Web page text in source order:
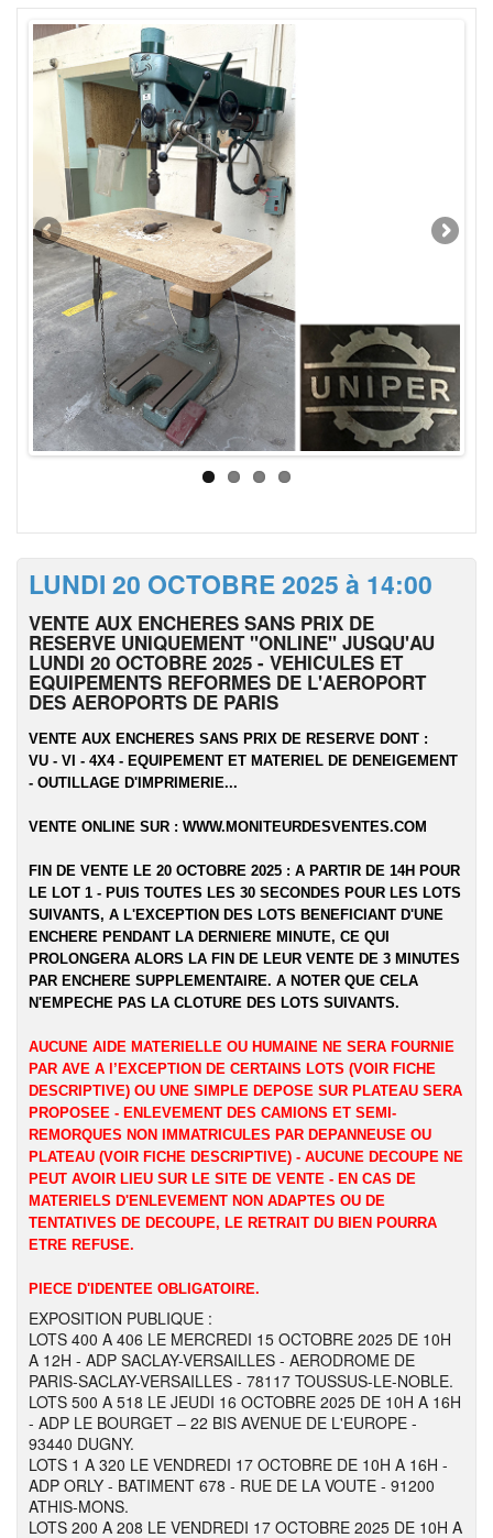
LUNDI 20 OCTOBRE 2025 à 14:00
VENTE AUX ENCHERES SANS PRIX DE
RESERVE UNIQUEMENT "ONLINE" JUSQU'AU
LUNDI 20 OCTOBRE 2025 - VEHICULES ET
EQUIPEMENTS REFORMES DE L'AEROPORT
DES AEROPORTS DE PARIS
VENTE AUX ENCHERES SANS PRIX DE RESERVE DONT :
VU - VI - 4X4 - EQUIPEMENT ET MATERIEL DE DENEIGEMENT
- OUTILLAGE D'IMPRIMERIE...
VENTE ONLINE SUR : WWW.MONITEURDESVENTES.COM
FIN DE VENTE LE 20 OCTOBRE 2025 : A PARTIR DE 14H POUR
LE LOT 1 - PUIS TOUTES LES 30 SECONDES POUR LES LOTS
SUIVANTS, A L'EXCEPTION DES LOTS BENEFICIANT D'UNE
ENCHERE PENDANT LA DERNIERE MINUTE, CE QUI
PROLONGERA ALORS LA FIN DE LEUR VENTE DE 3 MINUTES
PAR ENCHERE SUPPLEMENTAIRE. A NOTER QUE CELA
N'EMPECHE PAS LA CLOTURE DES LOTS SUIVANTS.
AUCUNE AIDE MATERIELLE OU HUMAINE NE SERA FOURNIE
PAR AVE A l’EXCEPTION DE CERTAINS LOTS (VOIR FICHE
DESCRIPTIVE) OU UNE SIMPLE DEPOSE SUR PLATEAU SERA
PROPOSEE - ENLEVEMENT DES CAMIONS ET SEMI-
REMORQUES NON IMMATRICULES PAR DEPANNEUSE OU
PLATEAU (VOIR FICHE DESCRIPTIVE) - AUCUNE DECOUPE NE
PEUT AVOIR LIEU SUR LE SITE DE VENTE - EN CAS DE
MATERIELS D'ENLEVEMENT NON ADAPTES OU DE
TENTATIVES DE DECOUPE, LE RETRAIT DU BIEN POURRA
ETRE REFUSE.
PIECE D'IDENTEE OBLIGATOIRE.
EXPOSITION PUBLIQUE :
LOTS 400 A 406 LE MERCREDI 15 OCTOBRE 2025 DE 10H
A 12H - ADP SACLAY-VERSAILLES - AERODROME DE
PARIS-SACLAY-VERSAILLES - 78117 TOUSSUS-LE-NOBLE.
LOTS 500 A 518 LE JEUDI 16 OCTOBRE 2025 DE 10H A 16H
- ADP LE BOURGET – 22 BIS AVENUE DE L'EUROPE -
93440 DUGNY.
LOTS 1 A 320 LE VENDREDI 17 OCTOBRE DE 10H A 16H -
ADP ORLY - BATIMENT 678 - RUE DE LA VOUTE - 91200
ATHIS-MONS.
LOTS 200 A 208 LE VENDREDI 17 OCTOBRE 2025 DE 10H A